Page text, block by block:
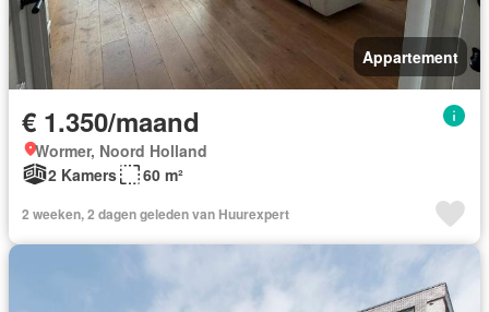
Appartement
€ 1.350/maand
Wormer, Noord Holland
2 Kamers
60 m²
2 weeken, 2 dagen geleden van Huurexpert